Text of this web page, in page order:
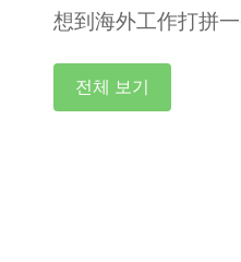
想到海外工作打拼
전체 보기